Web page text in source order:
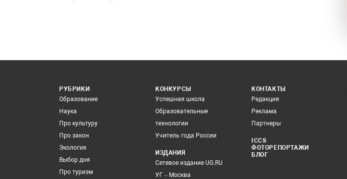
РУБРИКИ
Образование
Наука
Про культуру
Про закон
Экология
Выбор дня
Про туризм
КОНКУРСЫ
Успешная школа
Образовательные
технологии
Учитель года России
ИЗДАНИЯ
Сетевое издание UG.RU
УГ – Москва
КОНТАКТЫ
Редакция
Реклама
Партнеры
ICCS
ФОТОРЕПОРТАЖИ
БЛОГ